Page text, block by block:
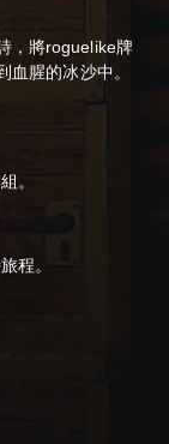
，將roguelike牌
腥的冰沙中。
。
程。